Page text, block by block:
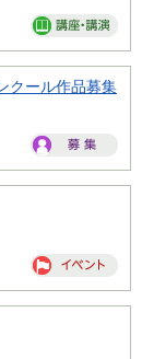
クール作品募集